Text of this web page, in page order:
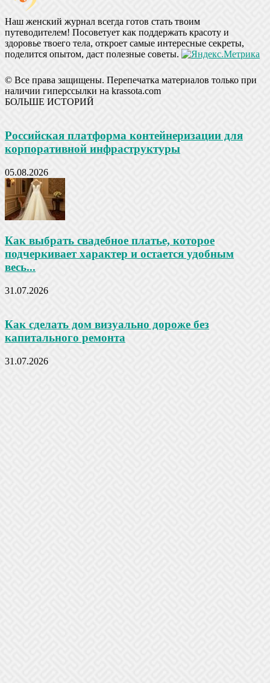
Наш женский журнал всегда готов стать твоим
путеводителем! Посоветует как поддержать красоту и
здоровье твоего тела, откроет самые интересные секреты,
поделится опытом, даст полезные советы.
© Все права защищены. Перепечатка материалов только при
наличии гиперссылки на krassota.com
БОЛЬШЕ ИСТОРИЙ
Российская платформа контейнеризации для
корпоративной инфраструктуры
05.08.2026
Как выбрать свадебное платье, которое
подчеркивает характер и остается удобным
весь...
31.07.2026
Как сделать дом визуально дороже без
капитального ремонта
31.07.2026